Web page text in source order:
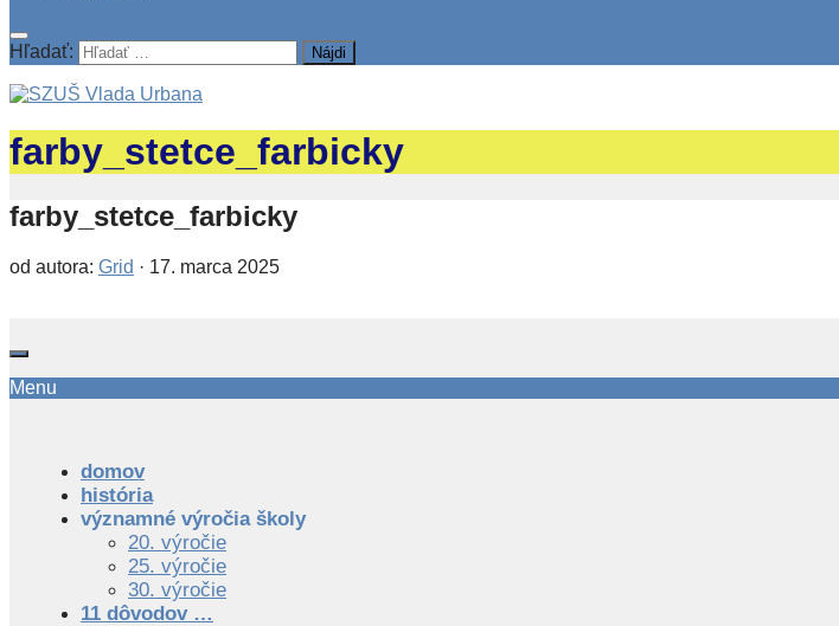
Hľadať:
farby_stetce_farbicky
farby_stetce_farbicky
od autora: Grid · 17. marca 2025
Menu
domov
história
významné výročia školy
20. výročie
25. výročie
30. výročie
11 dôvodov …